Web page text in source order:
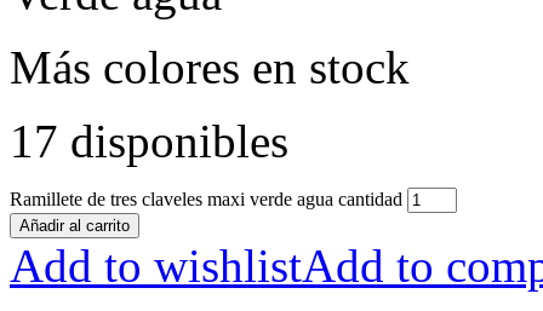
Más colores en stock
17 disponibles
Ramillete de tres claveles maxi verde agua cantidad
Añadir al carrito
Add to wishlistAdd to